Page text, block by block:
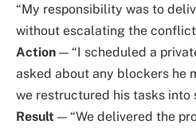
“My responsibility was to
without escalating the conflict
Action — “I scheduled a
asked about any blockers he
we restructured his tasks into
Result — “We delivered the